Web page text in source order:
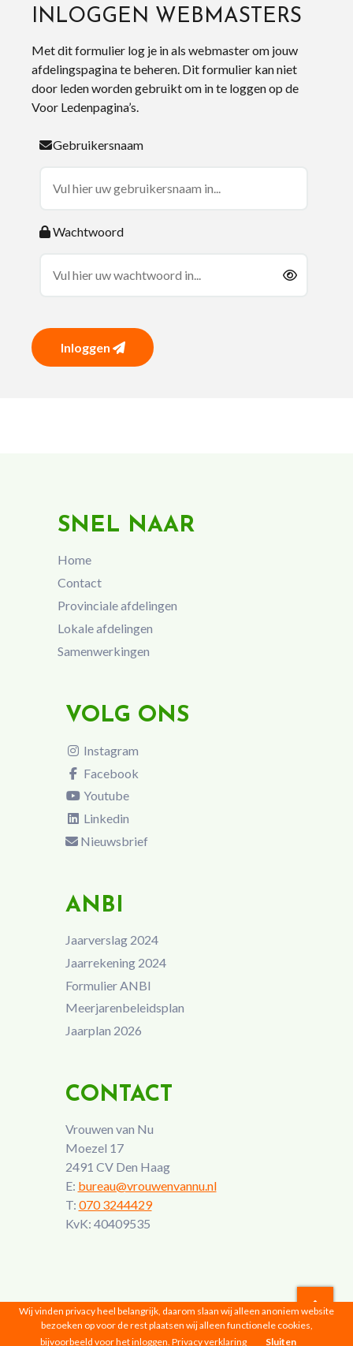
INLOGGEN WEBMASTERS
Met dit formulier log je in als webmaster om jouw
afdelingspagina te beheren. Dit formulier kan niet
door leden worden gebruikt om in te loggen op de
Voor Ledenpagina’s.
Gebruikersnaam
Wachtwoord
Inloggen
SNEL NAAR
Home
Contact
Provinciale afdelingen
Lokale afdelingen
Samenwerkingen
VOLG ONS
Instagram
Facebook
Youtube
Linkedin
Nieuwsbrief
ANBI
Jaarverslag 2024
Jaarrekening 2024
Formulier ANBI
Meerjarenbeleidsplan
Jaarplan 2026
CONTACT
Vrouwen van Nu
Moezel 17
2491 CV Den Haag
E: bureau@vrouwenvannu.nl
T: 070 3244429
KvK: 40409535
Vrouwen van Nu © 2026 |Privacyverklaring
Wij vinden privacy heel belangrijk, daarom slaan wij alleen anoniem website
bezoeken op voor de rest plaatsen wij alleen functionele cookies,
bijvoorbeeld voor het inloggen. Privacy verklaring Sluiten